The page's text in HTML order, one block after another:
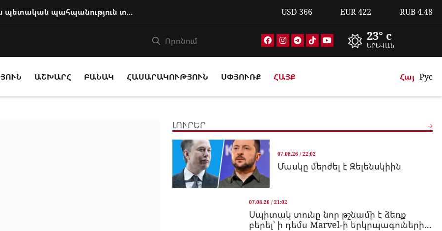
Ի՞նչ հիմքով է Աննա Հակոբյանին պետական պահպանություն տրամադրվում USD 366 EUR422 RUB4.48
23° c
ԵՐԵՎԱՆ
ԱՇԽԱՐՀ ԲԱՆԱԿ ՀԱՍԱՐԱԿՈՒԹՅՈՒՆ ՍՓՅՈՒՌՔ ՀԱՅՔ Հայ Рус
ԼՈՒՐԵՐ
07.08.26 / 22:02
Մասկը մերժել է Զելենսկիին
07.08.26 / 21:02
Սպիտակ տունը նոր թշնամի է ձեռք
բերել՝ ի դեմս Marvel-ի երկրպագուների...